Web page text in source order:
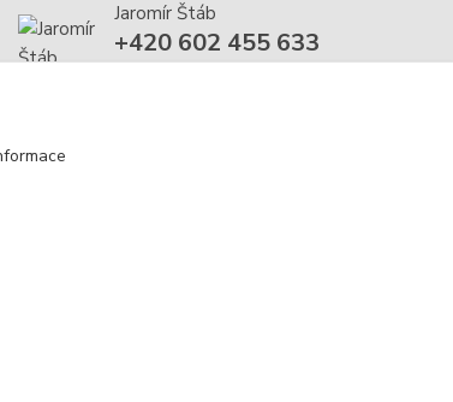
Jaromír Štáb
+420 602 455 633